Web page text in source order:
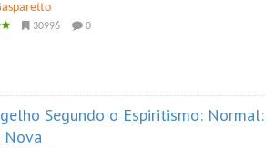
30996 0
Segundo o Espiritismo: Normal:
Nova